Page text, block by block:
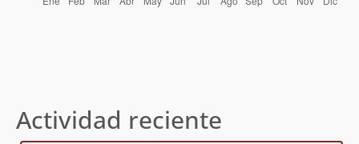
Actividad reciente